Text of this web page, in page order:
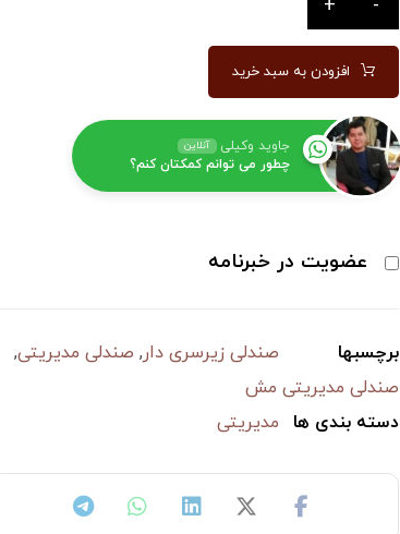
-
+
افزودن به سبد خرید
جاوید وکیلی آنلاین
چطور می توانم کمکتان کنم؟
عضویت در خبرنامه
برچسبها صندلی زیرسری دار, صندلی مدیریتی,
صندلی مدیریتی مش
دسته بندی ها
مدیریتی